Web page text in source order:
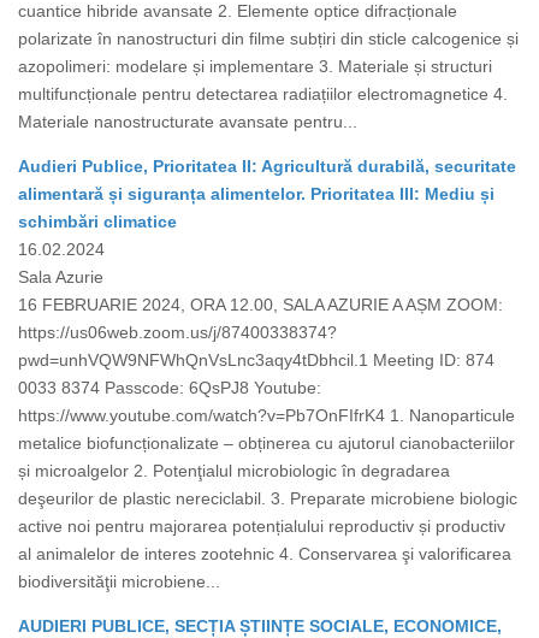
cuantice hibride avansate 2. Elemente optice difracționale
polarizate în nanostructuri din filme subțiri din sticle calcogenice și
azopolimeri: modelare și implementare 3. Materiale și structuri
multifuncționale pentru detectarea radiațiilor electromagnetice 4.
Materiale nanostructurate avansate pentru...
Audieri Publice, Prioritatea II: Agricultură durabilă, securitate
alimentară și siguranța alimentelor. Prioritatea III: Mediu și
schimbări climatice
16.02.2024
Sala Azurie
16 FEBRUARIE 2024, ORA 12.00, SALA AZURIE A AȘM ZOOM:
https://us06web.zoom.us/j/87400338374?
pwd=unhVQW9NFWhQnVsLnc3aqy4tDbhcil.1 Meeting ID: 874
0033 8374 Passcode: 6QsPJ8 Youtube:
https://www.youtube.com/watch?v=Pb7OnFIfrK4 1. Nanoparticule
metalice biofuncționalizate – obținerea cu ajutorul cianobacteriilor
și microalgelor 2. Potenţialul microbiologic în degradarea
deşeurilor de plastic nereciclabil. 3. Preparate microbiene biologic
active noi pentru majorarea potențialului reproductiv și productiv
al animalelor de interes zootehnic 4. Conservarea şi valorificarea
biodiversităţii microbiene...
AUDIERI PUBLICE, SECȚIA ȘTIINȚE SOCIALE, ECONOMICE,